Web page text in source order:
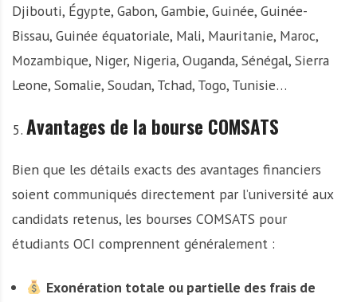
Djibouti, Égypte, Gabon, Gambie, Guinée, Guinée-
Bissau, Guinée équatoriale, Mali, Mauritanie, Maroc,
Mozambique, Niger, Nigeria, Ouganda, Sénégal, Sierra
Leone, Somalie, Soudan, Tchad, Togo, Tunisie…
Avantages de la bourse COMSATS
Bien que les détails exacts des avantages financiers
soient communiqués directement par l’université aux
candidats retenus, les bourses COMSATS pour
étudiants OCI comprennent généralement :
Exonération totale ou partielle des frais de